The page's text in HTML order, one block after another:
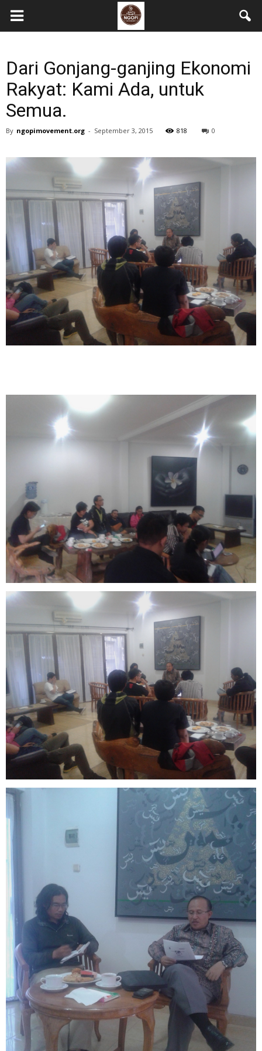
Dari Gonjang-ganjing Ekonomi
Rakyat: Kami Ada, untuk
Semua.
By ngopimovement.org - September 3, 2015 818 0